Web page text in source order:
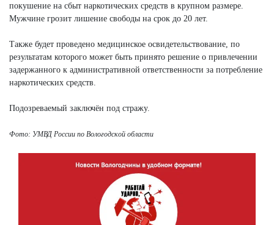
покушение на сбыт наркотических средств в крупном размере.
Мужчине грозит лишение свободы на срок до 20 лет.
Также будет проведено медицинское освидетельствование, по
результатам которого может быть принято решение о привлечении
задержанного к административной ответственности за потребление
наркотических средств.
Подозреваемый заключён под стражу.
Фото: УМВД России по Вологодской области